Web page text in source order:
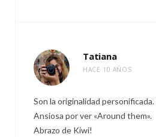
Tatiana
HACE 10 AÑOS
Son la originalidad
Ansiosa por ver «Around them».
Abrazo de Kiwi!